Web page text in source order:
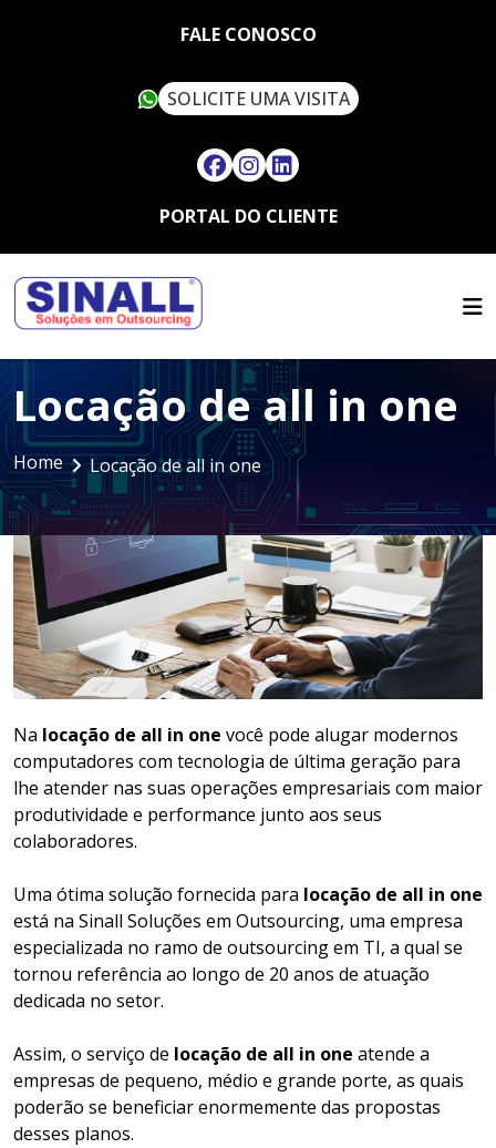
FALE CONOSCO
SOLICITE UMA VISITA
PORTAL DO CLIENTE
QUEM SOMOS
OUTSOURCING
LOCAÇÃO DE IMPRESSORAS
MULTIFUNCIONAIS
LOCAÇÃO DE IMPRESSORAS
TÉRMICAS
LOCAÇÃO DE NOTEBOOKS E
SMARTPHONES
GESTÃO DOCUMENTAL
ASSINATURA DIGITAL
ASSISTÊNCIA TÉCNICA
SUPRIMENTOS
SINALL VERDE
ARTIGOS
FALE CONOSCO
CONTATO
TRABALHE CONOSCO
Locação de all in one
Home Locação de all in one
Na locação de all in one você pode alugar modernos
computadores com tecnologia de última geração para
lhe atender nas suas operações empresariais com maior
produtividade e performance junto aos seus
colaboradores.
Uma ótima solução fornecida para locação de all in one
está na Sinall Soluções em Outsourcing, uma empresa
especializada no ramo de outsourcing em TI, a qual se
tornou referência ao longo de 20 anos de atuação
dedicada no setor.
Assim, o serviço de locação de all in one atende a
empresas de pequeno, médio e grande porte, as quais
poderão se beneficiar enormemente das propostas
desses planos.